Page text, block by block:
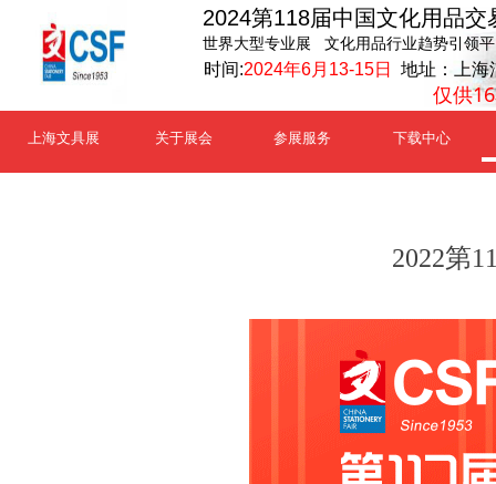
上海文具展 关于展会 参展服务 下载中心
2024第118届中国文化用品交
世界大型专业展 文化用品行业趋势引领
时间:2024年6月13-15日 地址：上海
仅供
2022第